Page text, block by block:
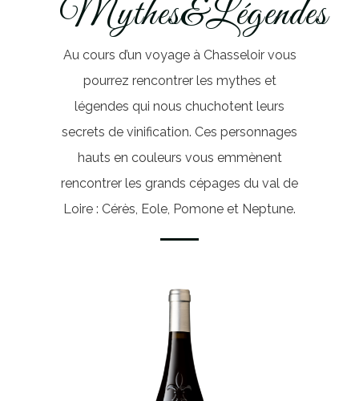
Mythes&Légendes
Au cours d’un voyage à Chasseloir vous
pourrez rencontrer les mythes et
légendes qui nous chuchotent leurs
secrets de vinification. Ces personnages
hauts en couleurs vous emmènent
rencontrer les grands cépages du val de
Loire : Cérès, Eole, Pomone et Neptune.